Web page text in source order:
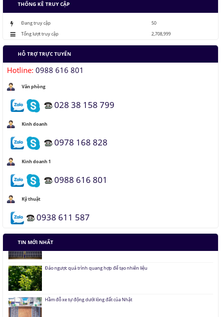
THỐNG KÊ TRUY CẬP
Đang truy cập
50
Tổng lượt truy cập
2,708,999
HỖ TRỢ TRỰC TUYẾN
Hotline: 0988 616 801
Văn phòng
028 38 158 799
Kinh doanh
0978 168 828
Kinh doanh 1
0988 616 801
Kỹ thuật
0938 611 587
TIN MỚI NHẤT